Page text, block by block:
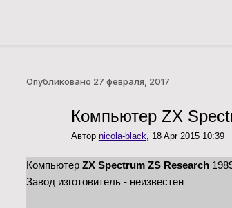
Опубликовано 27 февраля, 2017
Компьютер ZX
Автор nicola-black, 18 Apr 2015 10:39
Компьютер ZX Spectrum ZS Research
Завод изготовитель - неизвестен